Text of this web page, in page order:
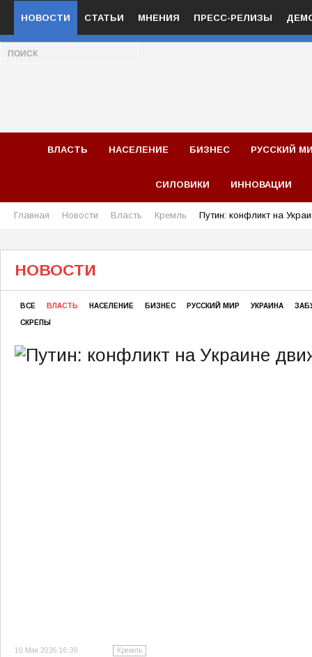
НОВОСТИ СТАТЬИ МНЕНИЯ ПРЕСС-РЕЛИЗЫ
ВЛАСТЬ НАСЕЛЕНИЕ БИЗНЕС РУССКИЙ
СИЛОВИКИ ИННОВАЦИИ
Главная Новости Власть Кремль Путин: конфликт на
НОВОСТИ
ВСЕ ВЛАСТЬ НАСЕЛЕНИЕ БИЗНЕС РУССКИЙ МИР УКРАИНА
СКРЕПЫ
10 Мая 2026 16:39 Кремль